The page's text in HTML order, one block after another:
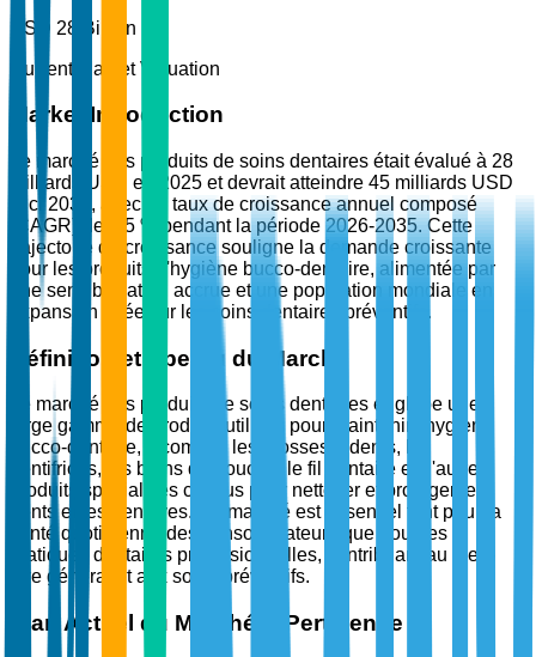
USD 28 Billion
Current Market Valuation
Market Introduction
Le marché des produits de soins dentaires était évalué à 28
milliards USD en 2025 et devrait atteindre 45 milliards USD
d'ici 2035, avec un taux de croissance annuel composé
(CAGR) de 4,5 % pendant la période 2026-2035. Cette
trajectoire de croissance souligne la demande croissante
pour les produits d'hygiène bucco-dentaire, alimentée par
une sensibilisation accrue et une population mondiale en
expansion axée sur les soins dentaires préventifs.
Définition et Aperçu du Marché
Le marché des produits de soins dentaires englobe une
large gamme de produits utilisés pour maintenir l'hygiène
bucco-dentaire, y compris les brosses à dents, les
dentifrices, les bains de bouche, le fil dentaire et d'autres
produits spécialisés conçus pour nettoyer et protéger les
dents et les gencives. Ce marché est essentiel tant pour la
santé quotidienne des consommateurs que pour les
pratiques dentaires professionnelles, contribuant au bien-
être général et aux soins préventifs.
Élan Actuel du Marché & Pertinence